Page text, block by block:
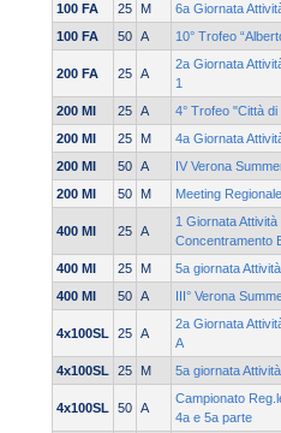
100 FA
25 M
6a Giornata
100 FA
50 A 10° Trofeo
200 FA 25 A
2a Giornata
1
200 MI
25 A
4° Trofeo "Città
200 MI
25 M
4a Giornata
200 MI
50 A
IV Verona
200 MI
50 M Meeting
400 MI 25 A
1 Giornata
Concentramento
400 MI
25 M
5a giornata
400 MI
50 A III° Verona
4x100SL 25 A
2a Giornata
A
4x100SL
25 M 5a giornata
4x100SL 50 A
Campionato
4a e 5a parte